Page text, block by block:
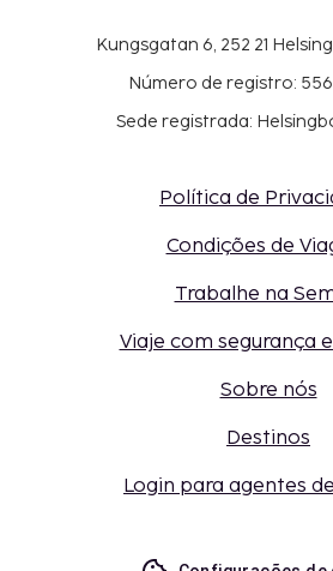
Kungsgatan 6, 252 21
Número de registro:
Sede registrada:
Política de
Condições de
Trabalhe na
Viaje com segurança
Sobre nós
Destinos
Login para agentes